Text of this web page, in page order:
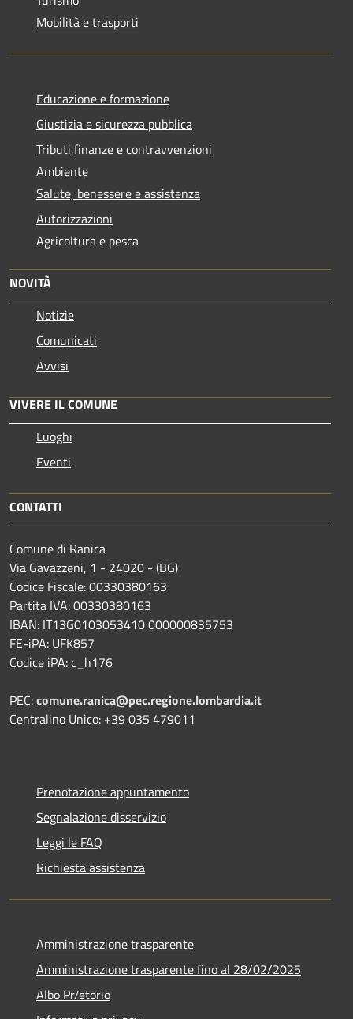
Mobilità e trasporti
Educazione e formazione
Giustizia e sicurezza pubblica
Tributi,finanze e contravvenzioni
Ambiente
Salute, benessere e assistenza
Autorizzazioni
Agricoltura e pesca
NOVITÀ
Notizie
Comunicati
Avvisi
VIVERE IL COMUNE
Luoghi
Eventi
CONTATTI
Comune di Ranica
Via Gavazzeni, 1 - 24020 - (BG)
Codice Fiscale: 00330380163
Partita IVA: 00330380163
IBAN: IT13G0103053410 000000835753
FE-iPA: UFK857
Codice iPA: c_h176
PEC:comune.ranica@pec.regione.lombardia.it
Centralino Unico: +39 035 479011
Prenotazione appuntamento
Segnalazione disservizio
Leggi le FAQ
Richiesta assistenza
Amministrazione trasparente
Amministrazione trasparente fino al 28/02/2025
Albo Pr/etorio